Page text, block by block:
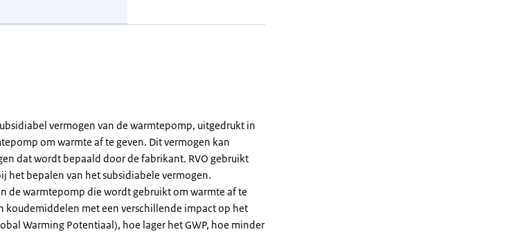
vermogen van de warmtepomp, uitgedrukt in
om warmte af te geven. Dit vermogen kan
dat wordt bepaald door de fabrikant. RVO gebruikt
het bepalen van het subsidiabele vermogen.
de warmtepomp die wordt gebruikt om warmte af te
koudemiddelen met een verschillende impact op het
Warming Potentiaal), hoe lager het GWP, hoe minder